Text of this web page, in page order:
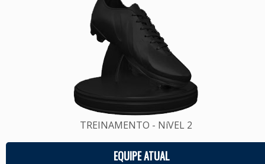
TREINAMENTO - NíVEL 2
EQUIPE ATUAL